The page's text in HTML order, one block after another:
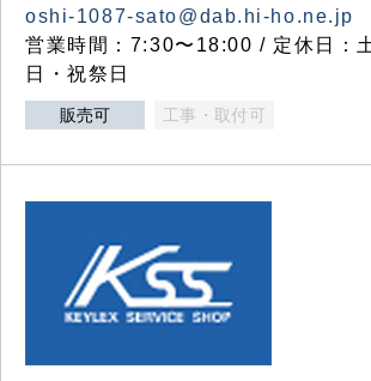
oshi-1087-sato@dab.hi-ho.ne.jp
営業時間：7:30〜18:00 / 定休日：
日・祝祭日
販売可 工事・取付可